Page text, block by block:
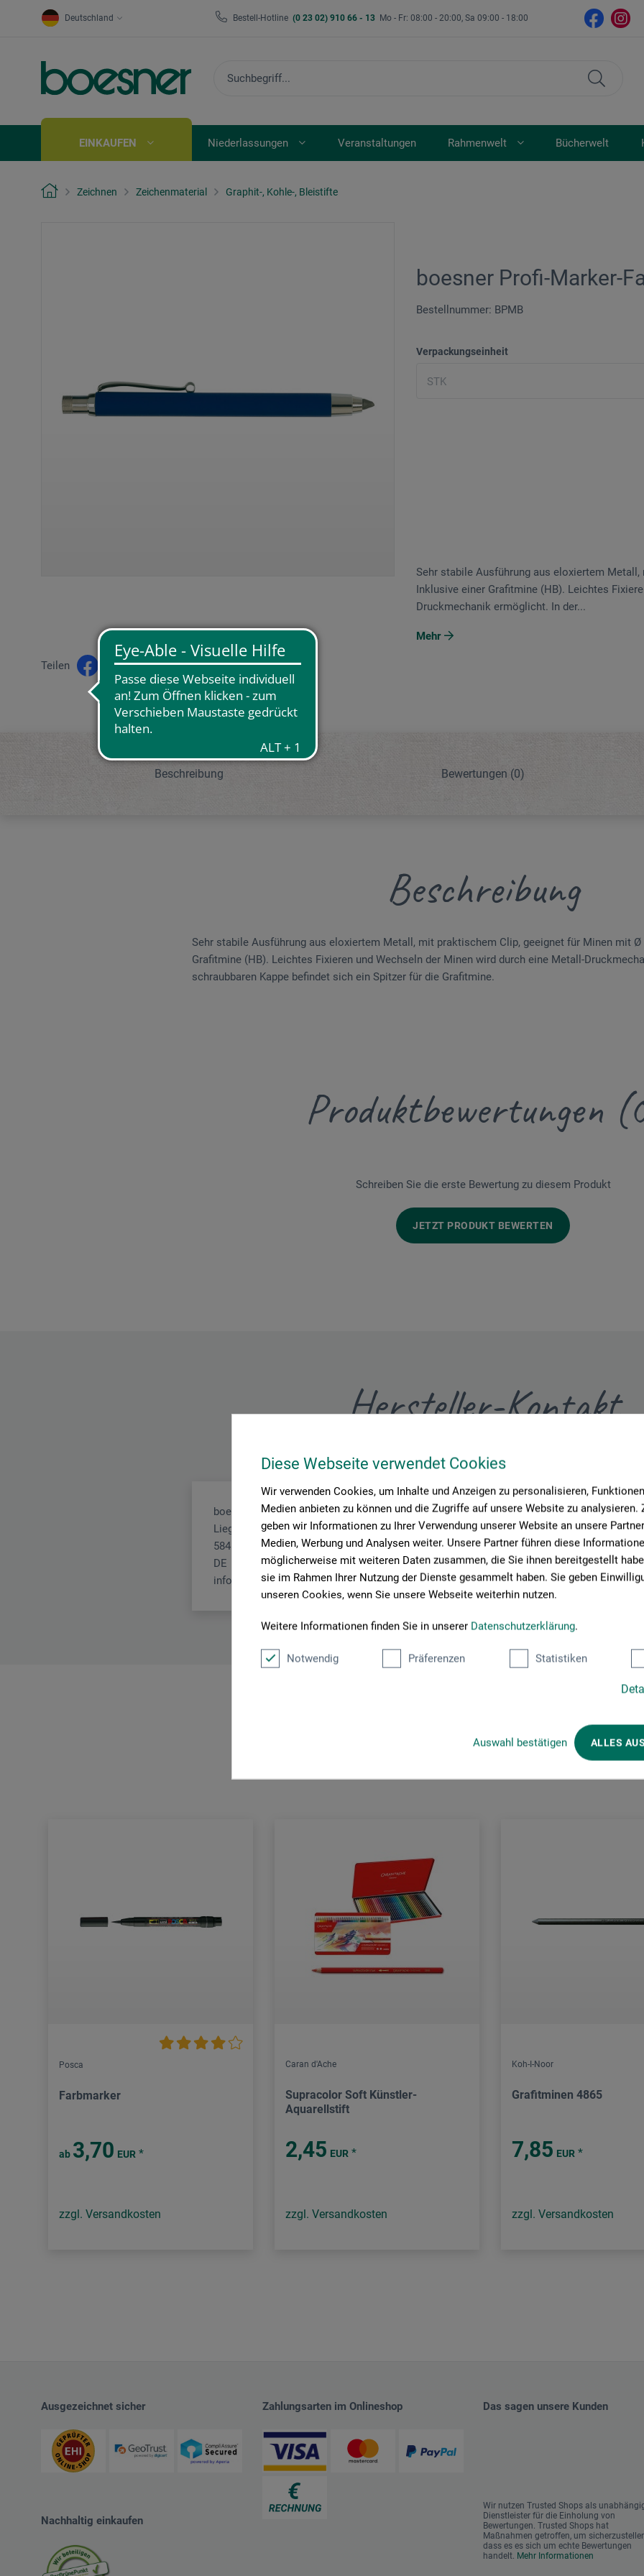
Diese Webseite verwendet Cookies
Wir verwenden Cookies, um Inhalte und Anzeigen zu personalisieren,
Medien anbieten zu können und die Zugriffe auf unsere Website zu analysieren.
geben wir Informationen zu Ihrer Verwendung unserer Website an unsere
Medien, Werbung und Analysen weiter. Unsere Partner führen diese
möglicherweise mit weiteren Daten zusammen, die Sie ihnen bereitgestellt
sie im Rahmen Ihrer Nutzung der Dienste gesammelt haben. Sie geben
unseren Cookies, wenn Sie unsere Webseite weiterhin nutzen.
Weitere Informationen finden Sie in unserer Datenschutzerklärung.
Notwendig Präferenzen Statistiken
Auswahl bestätigen ALLES
Deutschland Bestell-Hotline (0 23 02) 910 66 - 13 Mo - Fr: 08:00 - 20:00, Sa 09:00 - 18:00
EINKAUFEN Niederlassungen Veranstaltungen Rahmenwelt Bücherwelt
Zeichnen Zeichenmaterial Graphit-, Kohle-, Bleistifte
boesner Profi-Marker-
Bestellnummer: BPMB
Verpackungseinheit
Teilen
Sehr stabile Ausführung aus eloxiertem
Inklusive einer Grafitmine (HB). Leichtes
Druckmechanik ermöglicht. In der...
Mehr
Beschreibung Bewertungen (0)
Beschreibung
Sehr stabile Ausführung aus eloxiertem Metall, mit praktischem Clip, geeignet für Minen mit Ø
Grafitmine (HB). Leichtes Fixieren und Wechseln der Minen wird durch eine Metall-
schraubbaren Kappe befindet sich ein Spitzer für die Grafitmine.
Produktbewertungen
Schreiben Sie die erste Bewertung zu diesem Produkt
JETZT PRODUKT BEWERTEN
Hersteller-Kontakt
Hier finden Sie die Kontaktdaten des Herstellers zu diesem
boesner GmbH distribution + logistics
Liegnitzer Str. 17
58454 Witten
DE
info.dl@boesner.com
Kunden kauften auch
Posca
Farbmarker
ab 3,70 EUR *
zzgl. Versandkosten
Caran d'Ache
Supracolor Soft Künstler-
Aquarellstift
2,45 EUR *
zzgl. Versandkosten
Koh-I-Noor
Grafitminen 4865
7,85 EUR *
zzgl. Versandkosten
Ausgezeichnet sicher
Nachhaltig einkaufen
Zahlungsarten im Onlineshop Das sagen unsere Kunden
Wir nutzen Trusted Shops als
Dienstleister für die Einholung von
Bewertungen. Trusted Shops hat
Maßnahmen getroffen, um
dass es es sich um echte Bewertungen
handelt. Mehr Informationen